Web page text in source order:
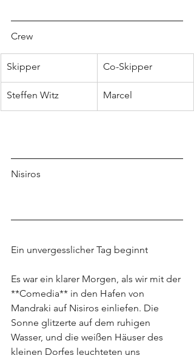
Crew
Skipper Co-Skipper
Steffen Witz Marcel
Nisiros
Ein unvergesslicher Tag beginnt
Es war ein klarer Morgen, als wir mit der
**Comedia** in den Hafen von
Mandraki auf Nisiros einliefen. Die
Sonne glitzerte auf dem ruhigen
Wasser, und die weißen Häuser des
kleinen Dorfes leuchteten uns